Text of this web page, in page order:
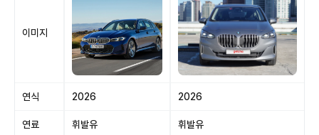
이미지
연식 2026 2026
연료 휘발유 휘발유